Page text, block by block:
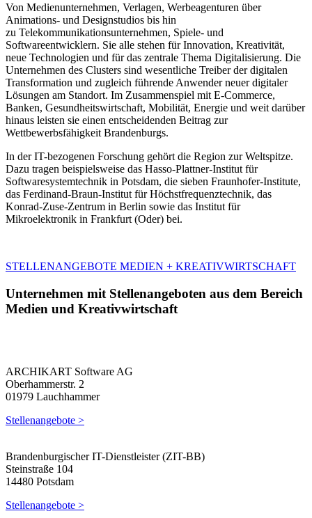
Von Medienunternehmen, Verlagen, Werbeagenturen über
Animations- und Designstudios bis hin
zu Telekommunikationsunternehmen, Spiele- und
Softwareentwicklern. Sie alle stehen für Innovation, Kreativität,
neue Technologien und für das zentrale Thema Digitalisierung. Die
Unternehmen des Clusters sind wesentliche Treiber der digitalen
Transformation und zugleich führende Anwender neuer digitaler
Lösungen am Standort. Im Zusammenspiel mit E-Commerce,
Banken, Gesundheitswirtschaft, Mobilität, Energie und weit darüber
hinaus leisten sie einen entscheidenden Beitrag zur
Wettbewerbsfähigkeit Brandenburgs.
In der IT-bezogenen Forschung gehört die Region zur Weltspitze.
Dazu tragen beispielsweise das Hasso-Plattner-Institut für
Softwaresystemtechnik in Potsdam, die sieben Fraunhofer-Institute,
das Ferdinand-Braun-Institut für Höchstfrequenztechnik, das
Konrad-Zuse-Zentrum in Berlin sowie das Institut für
Mikroelektronik in Frankfurt (Oder) bei.
STELLENANGEBOTE MEDIEN + KREATIVWIRTSCHAFT
Unternehmen mit Stellenangeboten aus dem Bereich
Medien und Kreativwirtschaft
ARCHIKART Software AG
Oberhammerstr. 2
01979 Lauchhammer
Stellenangebote >
Brandenburgischer IT-Dienstleister (ZIT-BB)
Steinstraße 104
14480 Potsdam
Stellenangebote >